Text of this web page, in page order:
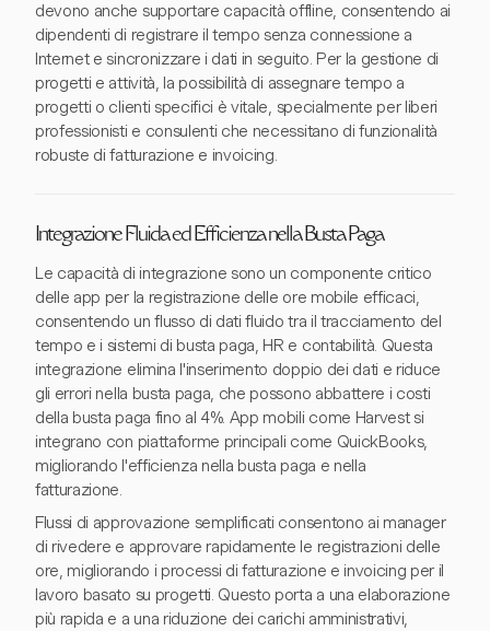
devono anche supportare capacità offline, consentendo ai
dipendenti di registrare il tempo senza connessione a
Internet e sincronizzare i dati in seguito. Per la gestione di
progetti e attività, la possibilità di assegnare tempo a
progetti o clienti specifici è vitale, specialmente per liberi
professionisti e consulenti che necessitano di funzionalità
robuste di fatturazione e invoicing.
Integrazione Fluida ed Efficienza nella Busta Paga
Le capacità di integrazione sono un componente critico
delle app per la registrazione delle ore mobile efficaci,
consentendo un flusso di dati fluido tra il tracciamento del
tempo e i sistemi di busta paga, HR e contabilità. Questa
integrazione elimina l'inserimento doppio dei dati e riduce
gli errori nella busta paga, che possono abbattere i costi
della busta paga fino al 4%. App mobili come Harvest si
integrano con piattaforme principali come QuickBooks,
migliorando l'efficienza nella busta paga e nella
fatturazione.
Flussi di approvazione semplificati consentono ai manager
di rivedere e approvare rapidamente le registrazioni delle
ore, migliorando i processi di fatturazione e invoicing per il
lavoro basato su progetti. Questo porta a una elaborazione
più rapida e a una riduzione dei carichi amministrativi,